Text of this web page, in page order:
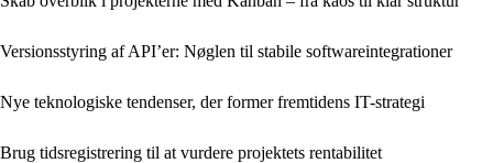
Versionsstyring af API’er: Nøglen til stabile softwareintegrationer
Nye teknologiske tendenser, der former fremtidens IT-strategi
Brug tidsregistrering til at vurdere projektets rentabilitet